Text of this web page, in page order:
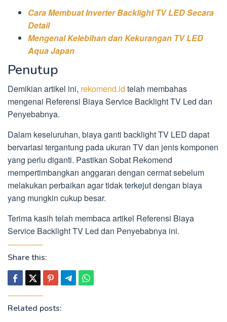
Cara Membuat Inverter Backlight TV LED Secara
Detail
Mengenal Kelebihan dan Kekurangan TV LED
Aqua Japan
Penutup
Demikian artikel ini, rekomend.id telah membahas
mengenai Referensi Biaya Service Backlight TV Led dan
Penyebabnya.
Dalam keseluruhan, biaya ganti backlight TV LED dapat
bervariasi tergantung pada ukuran TV dan jenis komponen
yang perlu diganti. Pastikan Sobat Rekomend
mempertimbangkan anggaran dengan cermat sebelum
melakukan perbaikan agar tidak terkejut dengan biaya
yang mungkin cukup besar.
Terima kasih telah membaca artikel Referensi Biaya
Service Backlight TV Led dan Penyebabnya ini.
Share this:
Related posts: